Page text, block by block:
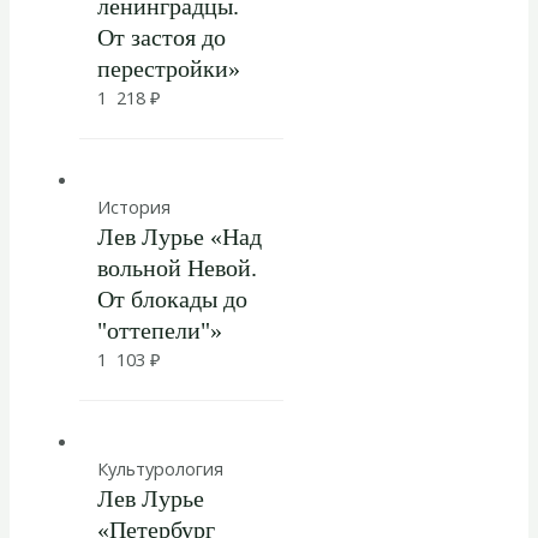
ленинградцы.
От застоя до
перестройки»
1 218 ₽
История
Лев Лурье «Над
вольной Невой.
От блокады до
"оттепели"»
1 103 ₽
Культурология
Лев Лурье
«Петербург